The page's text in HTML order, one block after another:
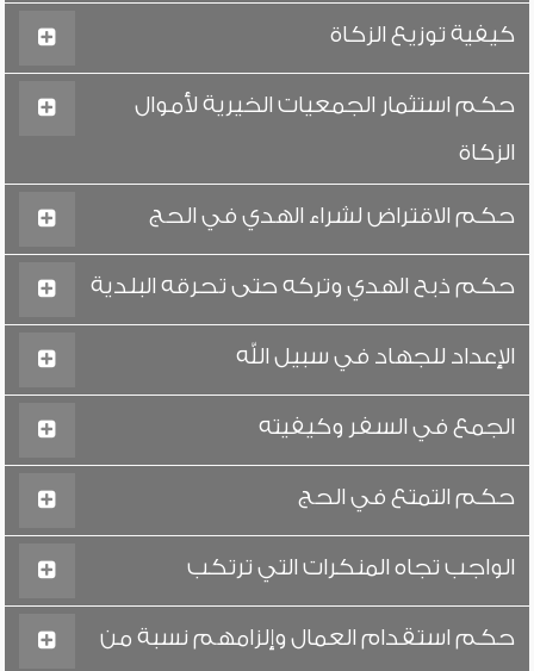
كيفية توزيع الزكاة
حكم استثمار الجمعيات الخيرية لأموال
الزكاة
حكم الاقتراض لشراء الهدي في الحج
حكم ذبح الهدي وتركه حتى تحرقه البلدية
الإعداد للجهاد في سبيل الله
الجمع في السفر وكيفيته
حكم التمتع في الحج
الواجب تجاه المنكرات التي ترتكب
حكم استقدام العمال وإلزامهم نسبة من